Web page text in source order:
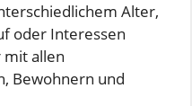
Alter,
oder Interessen
mit allen
Bewohnern und